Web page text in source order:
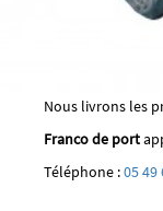
Nous livrons les
Franco de port
Téléphone :05 49